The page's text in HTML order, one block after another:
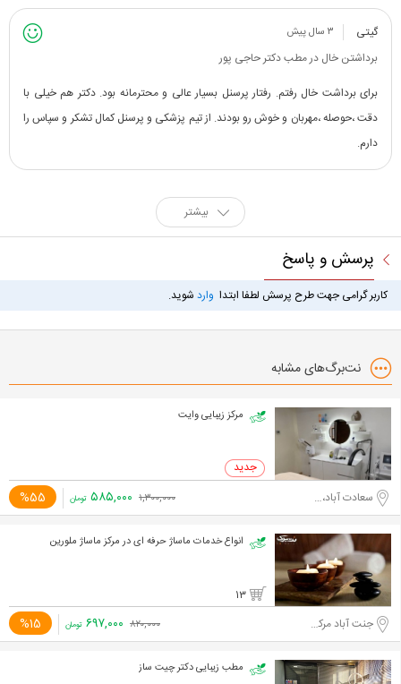
گیتی ۳ سال پیش
برداشتن خال در مطب دکتر حاجی پور
برای برداشت خال رفتم. رفتار پرسنل بسیار عالی و محترمانه بود. دکتر هم خیلی با
دقت ،حوصله ،مهربان و خوش رو بودند. از تیم پزشکی و پرسنل کمال تشکر و سپاس را
دارم.
بیشتر
پرسش و پاسخ
کاربر گرامی جهت طرح پرسش لطفا ابتدا وارد شوید.
نت‌برگ‌های مشابه
مرکز زیبایی وایت
سعادت آباد،مدیریت %55 ۱,۳۰۰,۰۰۰ ۵۸۵,۰۰۰ تومان
انواع خدمات ماساژ حرفه ای در مرکز ماساژ ملورین
13
جنت آباد مرکزی %15 ۸۲۰,۰۰۰ ۶۹۷,۰۰۰ تومان
مطب زیبایی دکتر چیت ساز